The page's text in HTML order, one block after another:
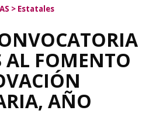
> Estatales
AL FOMENTO
AÑO